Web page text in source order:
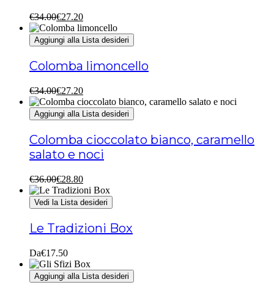
€34.00
Il
prezzo
originale
era:
€34.00.
€27.20
Il
prezzo
attuale
è:
€27.20.
Aggiungi alla Lista desideri
Colomba limoncello
€34.00
Il
prezzo
originale
era:
€34.00.
€27.20
Il
prezzo
attuale
è:
€27.20.
Aggiungi alla Lista desideri
Colomba cioccolato bianco, caramello
salato e noci
€36.00
Il
prezzo
originale
era:
€36.00.
€28.80
Il
prezzo
attuale
è:
€28.80.
Vedi la Lista desideri
Le Tradizioni Box
Da€17.50
Aggiungi alla Lista desideri